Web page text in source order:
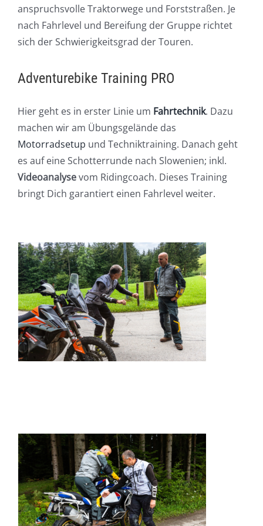
anspruchsvolle Traktorwege und Forststraßen. Je
nach Fahrlevel und Bereifung der Gruppe richtet
sich der Schwierigkeitsgrad der Touren.
Adventurebike Training PRO
Hier geht es in erster Linie um Fahrtechnik. Dazu
machen wir am Übungsgelände das
Motorradsetup und Techniktraining. Danach geht
es auf eine Schotterrunde nach Slowenien; inkl.
Videoanalysevom Ridingcoach. Dieses Training
bringt Dich garantiert einen Fahrlevel weiter.